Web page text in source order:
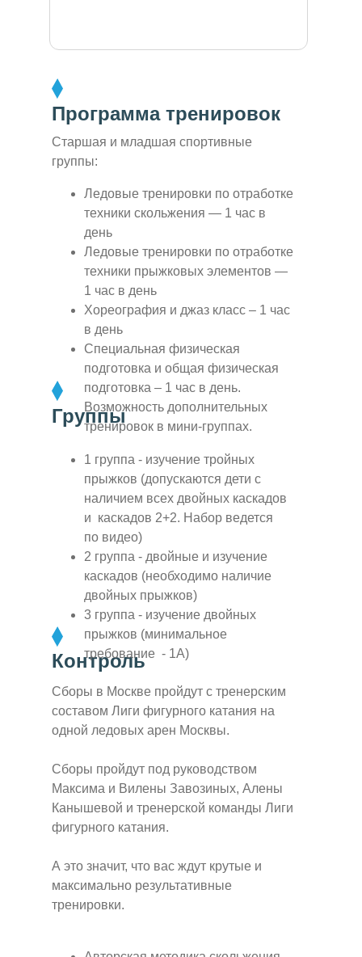
Старшая и младшая спортивные
группы:
Ледовые тренировки по отработке
техники скольжения — 1 час в
день
Ледовые тренировки по отработке
техники прыжковых элементов —
1 час в день
Хореография и джаз класс – 1 час
в день
Специальная физическая
подготовка и общая физическая
подготовка – 1 час в день.
Возможность дополнительных
тренировок в мини-группах.
Программа тренировок
Сборы в Москве пройдут с тренерским
составом Лиги фигурного катания на
одной ледовых арен Москвы.
Сборы пройдут под руководством
Максима и Вилены Завозиных, Алены
Канышевой и тренерской команды Лиги
фигурного катания.
А это значит, что вас ждут крутые и
максимально результативные
тренировки.
Контроль
1 группа - изучение тройных
прыжков (допускаются дети с
наличием всех двойных каскадов
и каскадов 2+2. Набор ведется
по видео)
2 группа - двойные и изучение
каскадов (необходимо наличие
двойных прыжков)
3 группа - изучение двойных
прыжков (минимальное
требование - 1А)
Группы